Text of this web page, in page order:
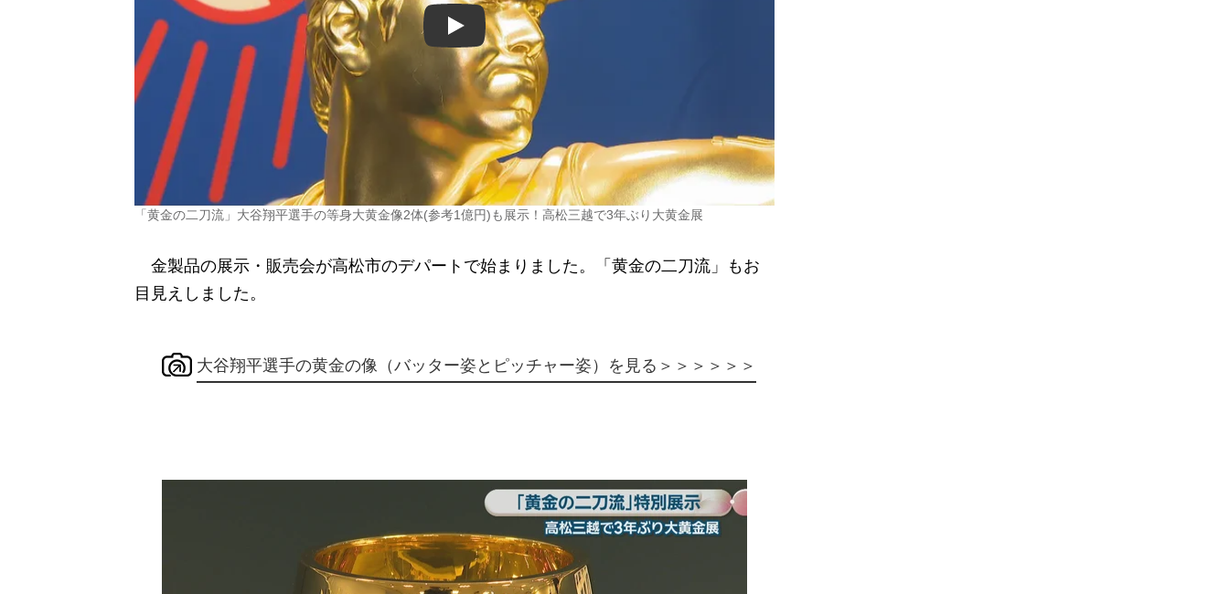
Play
「黄金の二刀流」大谷翔平選手の等身大黄金像2体(参考1億円)も展示！高松三越で3年ぶり大黄金展
金製品の展示・販売会が高松市のデパートで始まりました。「黄金の二刀流」もお
目見えしました。
大谷翔平選手の黄金の像（バッター姿とピッチャー姿）を見る＞＞＞＞＞＞